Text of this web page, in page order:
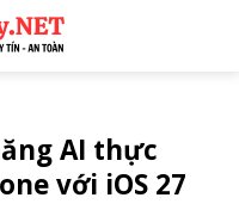
AI thực
với iOS 27